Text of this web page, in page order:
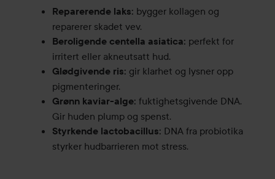
Reparerende laks: bygger kollagen og
reparerer skadet vev.
Beroligende centella asiatica: perfekt for
irritert eller akneutsatt hud.
Glødgivende ris: gir klarhet og lysner opp
pigmenteringer.
Grønn kaviar-alge: fuktighetsgivende DNA.
Gir huden plump og spenst.
Styrkende lactobacillus: DNA fra probiotika
styrker hudbarrieren mot stress.